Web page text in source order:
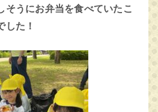
そうにお弁当を食べていたこ
した！